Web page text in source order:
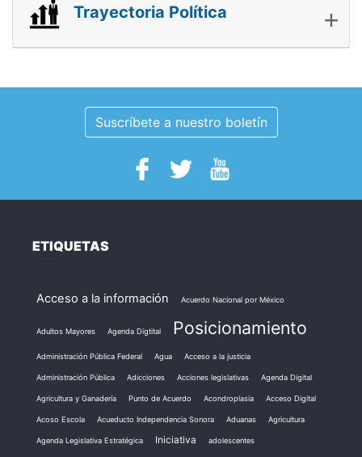
Trayectoria Política +
Suscríbete a nuestro boletín
ETIQUETAS
Acceso a la información Acuerdo Nacional por México
Adultos Mayores Agenda Digtital Posicionamiento
Administración Pública Federal Agua Acceso a la justicia
Administración Pública Adicciones Acciones legislativas Agenda Digital
Agricultura y Ganadería Punto de Acuerdo Acondroplasia Acceso Digital
Acoso Escola Acueducto Independencia Sonora Aduanas Agricultura
Agenda Legislativa Estratégica Iniciativa adolescentes